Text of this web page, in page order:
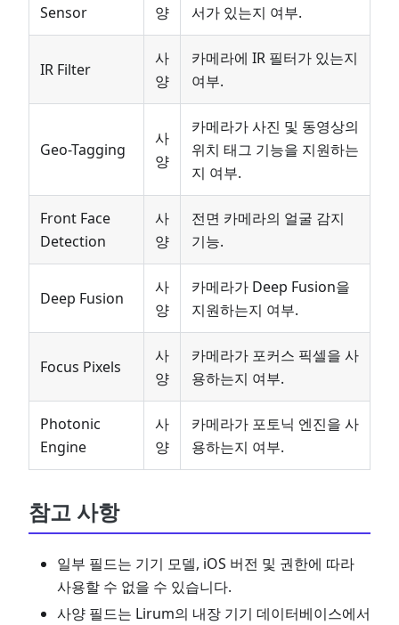
Sensor
양
서가 있는지 여부.
IR Filter
사
양
카메라에 IR 필터가 있는지
여부.
Geo-Tagging
사
양
카메라가 사진 및 동영상의
위치 태그 기능을 지원하는
지 여부.
Front Face
Detection
사
양
전면 카메라의 얼굴 감지
기능.
Deep Fusion
사
양
카메라가 Deep Fusion을
지원하는지 여부.
Focus Pixels
사
양
카메라가 포커스 픽셀을 사
용하는지 여부.
Photonic
Engine
사
양
카메라가 포토닉 엔진을 사
용하는지 여부.
참고 사항
일부 필드는 기기 모델, iOS 버전 및 권한에 따라
사용할 수 없을 수 있습니다.
사양 필드는 Lirum의 내장 기기 데이터베이스에서